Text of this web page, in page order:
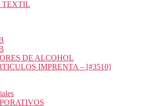
TEXTIL
DE ALCOHOL
IMPRENTA – [#3510]